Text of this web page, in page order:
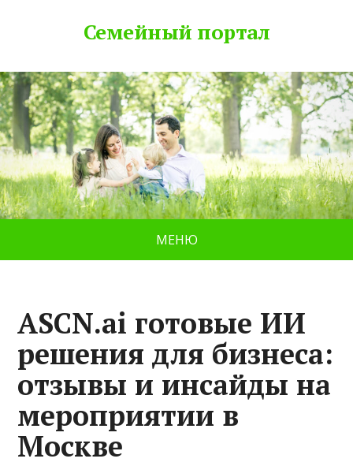
Семейный портал
МЕНЮ
ASCN.ai готовые ИИ
решения для бизнеса:
отзывы и инсайды на
мероприятии в
Москве